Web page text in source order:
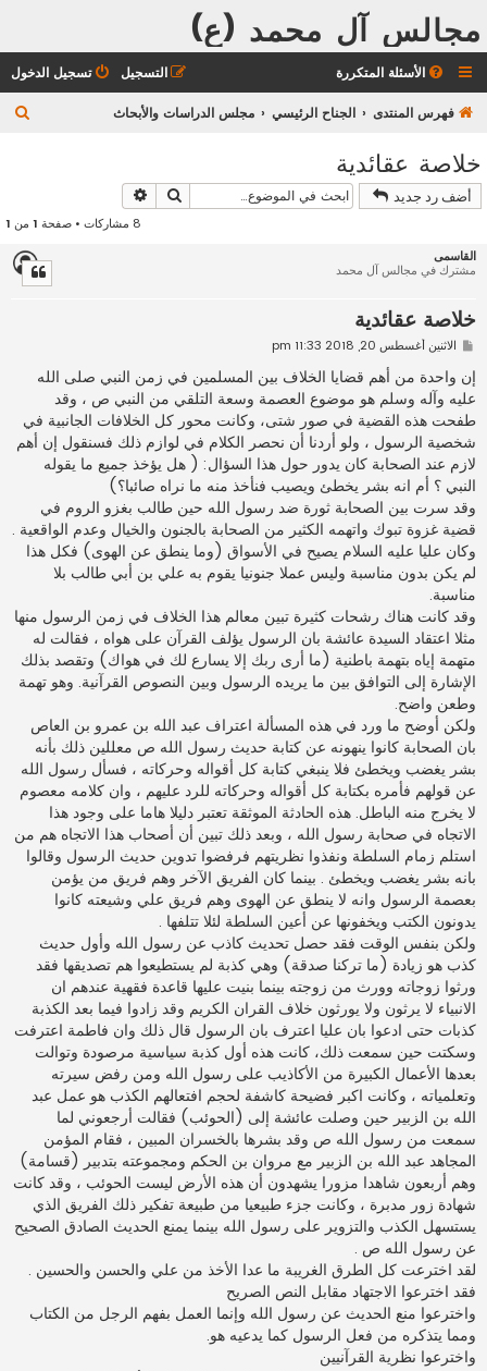
مجالس آل محمد (ع)
الأسئلة المتكررة تسجيل الدخول التسجيل
فهرس المنتدى الجناح الرئيسي مجلس الدراسات والأبحاث
خلاصة عقائدية
أضف رد جديد بحث
8 مشاركات • صفحة 1 من 1
القاسمى
مشترك في مجالس آل محمد
خلاصة عقائدية
م
ك
ة
الاثنين أغسطس 20, 2018 11:33 pm
إن واحدة من أهم قضايا الخلاف بين المسلمين في زمن النبي صلى الله
عليه وآله وسلم هو موضوع العصمة وسعة التلقي من النبي ص ، وقد
طفحت هذه القضية في صور شتى، وكانت محور كل الخلافات الجانبية في
شخصية الرسول ، ولو أردنا أن نحصر الكلام في لوازم ذلك فسنقول إن أهم
لازم عند الصحابة كان يدور حول هذا السؤال: ( هل يؤخذ جميع ما يقوله
النبي ؟ أم انه بشر يخطئ ويصيب فنأخذ منه ما نراه صائبا؟)
وقد سرت بين الصحابة ثورة ضد رسول الله حين طالب بغزو الروم في
قضية غزوة تبوك واتهمه الكثير من الصحابة بالجنون والخيال وعدم الواقعية .
وكان عليا عليه السلام يصيح في الأسواق (وما ينطق عن الهوى) فكل هذا
لم يكن بدون مناسبة وليس عملا جنونيا يقوم به علي بن أبي طالب بلا
مناسبة.
وقد كانت هناك رشحات كثيرة تبين معالم هذا الخلاف في زمن الرسول منها
مثلا اعتقاد السيدة عائشة بان الرسول يؤلف القرآن على هواه ، فقالت له
متهمة إياه بتهمة باطنية (ما أرى ربك إلا يسارع لك في هواك) وتقصد بذلك
الإشارة إلى التوافق بين ما يريده الرسول وبين النصوص القرآنية. وهو تهمة
وطعن واضح.
ولكن أوضح ما ورد في هذه المسألة اعتراف عبد الله بن عمرو بن العاص
بان الصحابة كانوا ينهونه عن كتابة حديث رسول الله ص معللين ذلك بأنه
بشر يغضب ويخطئ فلا ينبغي كتابة كل أقواله وحركاته ، فسأل رسول الله
عن قولهم فأمره بكتابة كل أقواله وحركاته للرد عليهم ، وان كلامه معصوم
لا يخرج منه الباطل. هذه الحادثة الموثقة تعتبر دليلا هاما على وجود هذا
الاتجاه في صحابة رسول الله ، وبعد ذلك تبين أن أصحاب هذا الاتجاه هم من
استلم زمام السلطة ونفذوا نظريتهم فرفضوا تدوين حديث الرسول وقالوا
بانه بشر يغضب ويخطئ . بينما كان الفريق الآخر وهم فريق من يؤمن
بعصمة الرسول وانه لا ينطق عن الهوى وهم فريق علي وشيعته كانوا
يدونون الكتب ويخفونها عن أعين السلطة لئلا تتلفها .
ولكن بنفس الوقت فقد حصل تحديث كاذب عن رسول الله وأول حديث
كذب هو زيادة (ما تركنا صدقة) وهي كذبة لم يستطيعوا هم تصديقها فقد
ورثوا زوجاته وورث من زوجته بينما بنيت عليها قاعدة فقهية عندهم ان
الانبياء لا يرثون ولا يورثون خلاف القران الكريم وقد زادوا فيما بعد الكذبة
كذبات حتى ادعوا بان عليا اعترف بان الرسول قال ذلك وان فاطمة اعترفت
وسكتت حين سمعت ذلك، كانت هذه أول كذبة سياسية مرصودة وتوالت
بعدها الأعمال الكبيرة من الأكاذيب على رسول الله ومن رفض سيرته
وتعلمياته ، وكانت اكبر فضيحة كاشفة لحجم افتعالهم الكذب هو عمل عبد
الله بن الزبير حين وصلت عائشة إلى (الحوئب) فقالت أرجعوني لما
سمعت من رسول الله ص وقد بشرها بالخسران المبين ، فقام المؤمن
المجاهد عبد الله بن الزبير مع مروان بن الحكم ومجموعته بتدبير (قسامة)
وهم أربعون شاهدا مزورا يشهدون أن هذه الأرض ليست الحوئب ، وقد كانت
شهادة زور مدبرة ، وكانت جزء طبيعيا من طبيعة تفكير ذلك الفريق الذي
يستسهل الكذب والتزوير على رسول الله بينما يمنع الحديث الصادق الصحيح
عن رسول الله ص .
لقد اخترعت كل الطرق الغريبة ما عدا الأخذ من علي والحسن والحسين .
فقد اخترعوا الاجتهاد مقابل النص الصريح
واخترعوا منع الحديث عن رسول الله وإنما العمل بفهم الرجل من الكتاب
ومما يتذكره من فعل الرسول كما يدعيه هو.
واخترعوا نظرية القرآنيين